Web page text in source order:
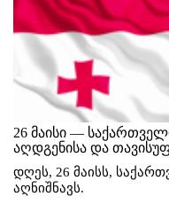
26 მაისი —
აღდგენისა და
დღეს, 26 მაისს,
აღნიშნავს.